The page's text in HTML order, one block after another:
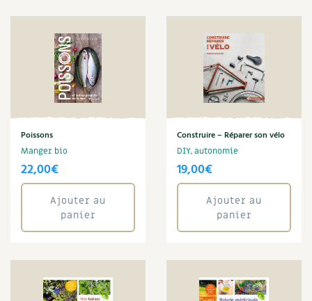
Nourriture
Obsèques
Oiseaux
Optimiser l'espace
Organisation
Ornement
Paillage
Pain
Pâte
Peinture
Pelouse
Pesticides
Petits déjeuners
Pharmacie naturelle
Poissons
Manger bio
22,00€
Ajouter au
panier
Construire – Réparer son vélo
DIY, autonomie
19,00€
Ajouter au
panier